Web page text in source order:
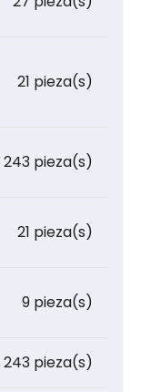
21 pieza(s)
243 pieza(s)
21 pieza(s)
9 pieza(s)
243 pieza(s)